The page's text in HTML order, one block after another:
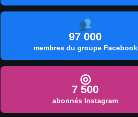
97 000
membres du groupe Facebook
◎
7 500
abonnés Instagram